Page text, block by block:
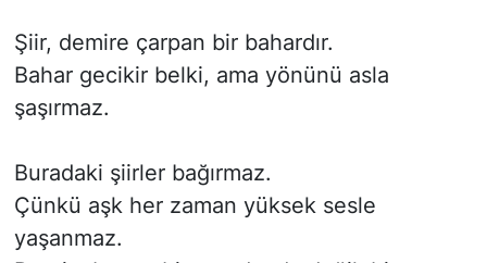
Şiir, demire çarpan bir bahardır.
Bahar gecikir belki, ama yönünü asla
şaşırmaz.
Buradaki şiirler bağırmaz.
Çünkü aşk her zaman yüksek sesle
yaşanmaz.